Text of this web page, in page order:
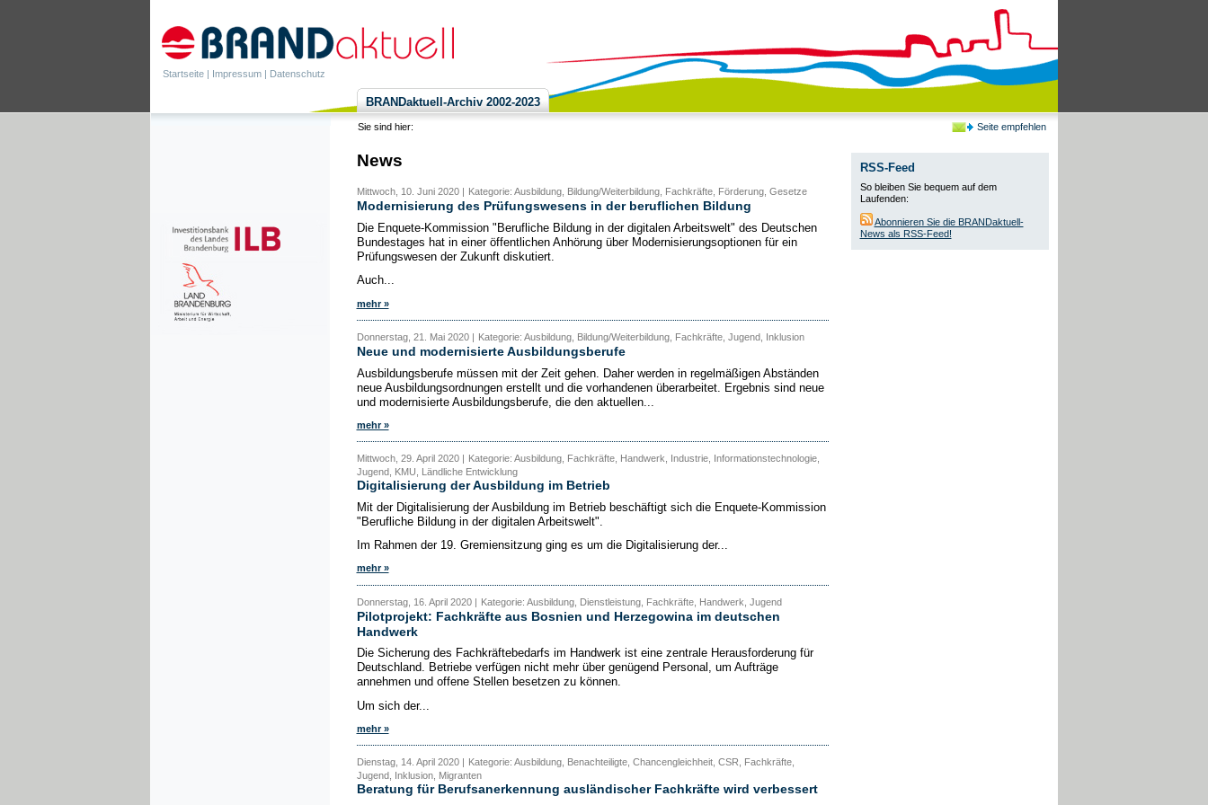
Startseite | Impressum | Datenschutz
Seite empfehlen
BRANDaktuell-Archiv 2002-2023
Sie sind hier:
News
Mittwoch, 10. Juni 2020 | Kategorie: Ausbildung, Bildung/Weiterbildung, Fachkräfte, Förderung, Gesetze
Modernisierung des Prüfungswesens in der beruflichen Bildung
Die Enquete-Kommission "Berufliche Bildung in der digitalen Arbeitswelt" des Deutschen
Bundestages hat in einer öffentlichen Anhörung über Modernisierungsoptionen für ein
Prüfungswesen der Zukunft diskutiert.
Auch...
mehr »
Donnerstag, 21. Mai 2020 | Kategorie: Ausbildung, Bildung/Weiterbildung, Fachkräfte, Jugend, Inklusion
Neue und modernisierte Ausbildungsberufe
Ausbildungsberufe müssen mit der Zeit gehen. Daher werden in regelmäßigen Abständen
neue Ausbildungsordnungen erstellt und die vorhandenen überarbeitet. Ergebnis sind neue
und modernisierte Ausbildungsberufe, die den aktuellen...
mehr »
Mittwoch, 29. April 2020 | Kategorie: Ausbildung, Fachkräfte, Handwerk, Industrie, Informationstechnologie,
Jugend, KMU, Ländliche Entwicklung
Digitalisierung der Ausbildung im Betrieb
Mit der Digitalisierung der Ausbildung im Betrieb beschäftigt sich die Enquete-Kommission
"Berufliche Bildung in der digitalen Arbeitswelt".
Im Rahmen der 19. Gremiensitzung ging es um die Digitalisierung der...
mehr »
Donnerstag, 16. April 2020 | Kategorie: Ausbildung, Dienstleistung, Fachkräfte, Handwerk, Jugend
Pilotprojekt: Fachkräfte aus Bosnien und Herzegowina im deutschen
Handwerk
Die Sicherung des Fachkräftebedarfs im Handwerk ist eine zentrale Herausforderung für
Deutschland. Betriebe verfügen nicht mehr über genügend Personal, um Aufträge
annehmen und offene Stellen besetzen zu können.
Um sich der...
mehr »
Dienstag, 14. April 2020 |
Kategorie: Ausbildung, Benachteiligte, Chancengleichheit, CSR, Fachkräfte,
Jugend, Inklusion, Migranten
Beratung für Berufsanerkennung ausländischer Fachkräfte wird verbessert
RSS-Feed
So bleiben Sie bequem auf dem
Laufenden:
Abonnieren Sie die BRANDaktuell-
News als RSS-Feed!